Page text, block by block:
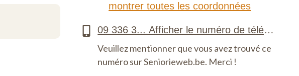
montrer toutes les coordonnées
Veuillez mentionner que vous avez trouvé ce
numéro sur Seniorieweb.be. Merci !